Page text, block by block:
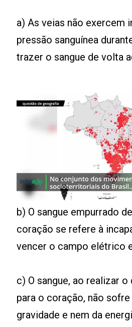
a) As veias não exercem
pressão sanguínea
trazer o sangue de volta
b) O sangue empurrado
coração se refere à
vencer o campo elétrico
c) O sangue, ao realizar
para o coração, não
gravidade e nem da